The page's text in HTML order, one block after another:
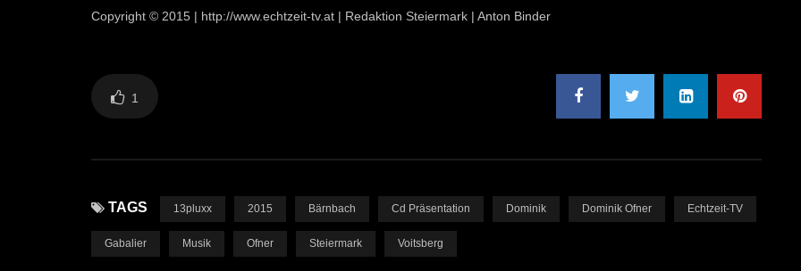
Copyright © 2015 | http://www.echtzeit-tv.at | Redaktion Steiermark | Anton Binder
1
TAGS 13pluxx 2015 Bärnbach Cd Präsentation Dominik Dominik Ofner Echtzeit-TV
Gabalier Musik Ofner Steiermark Voitsberg